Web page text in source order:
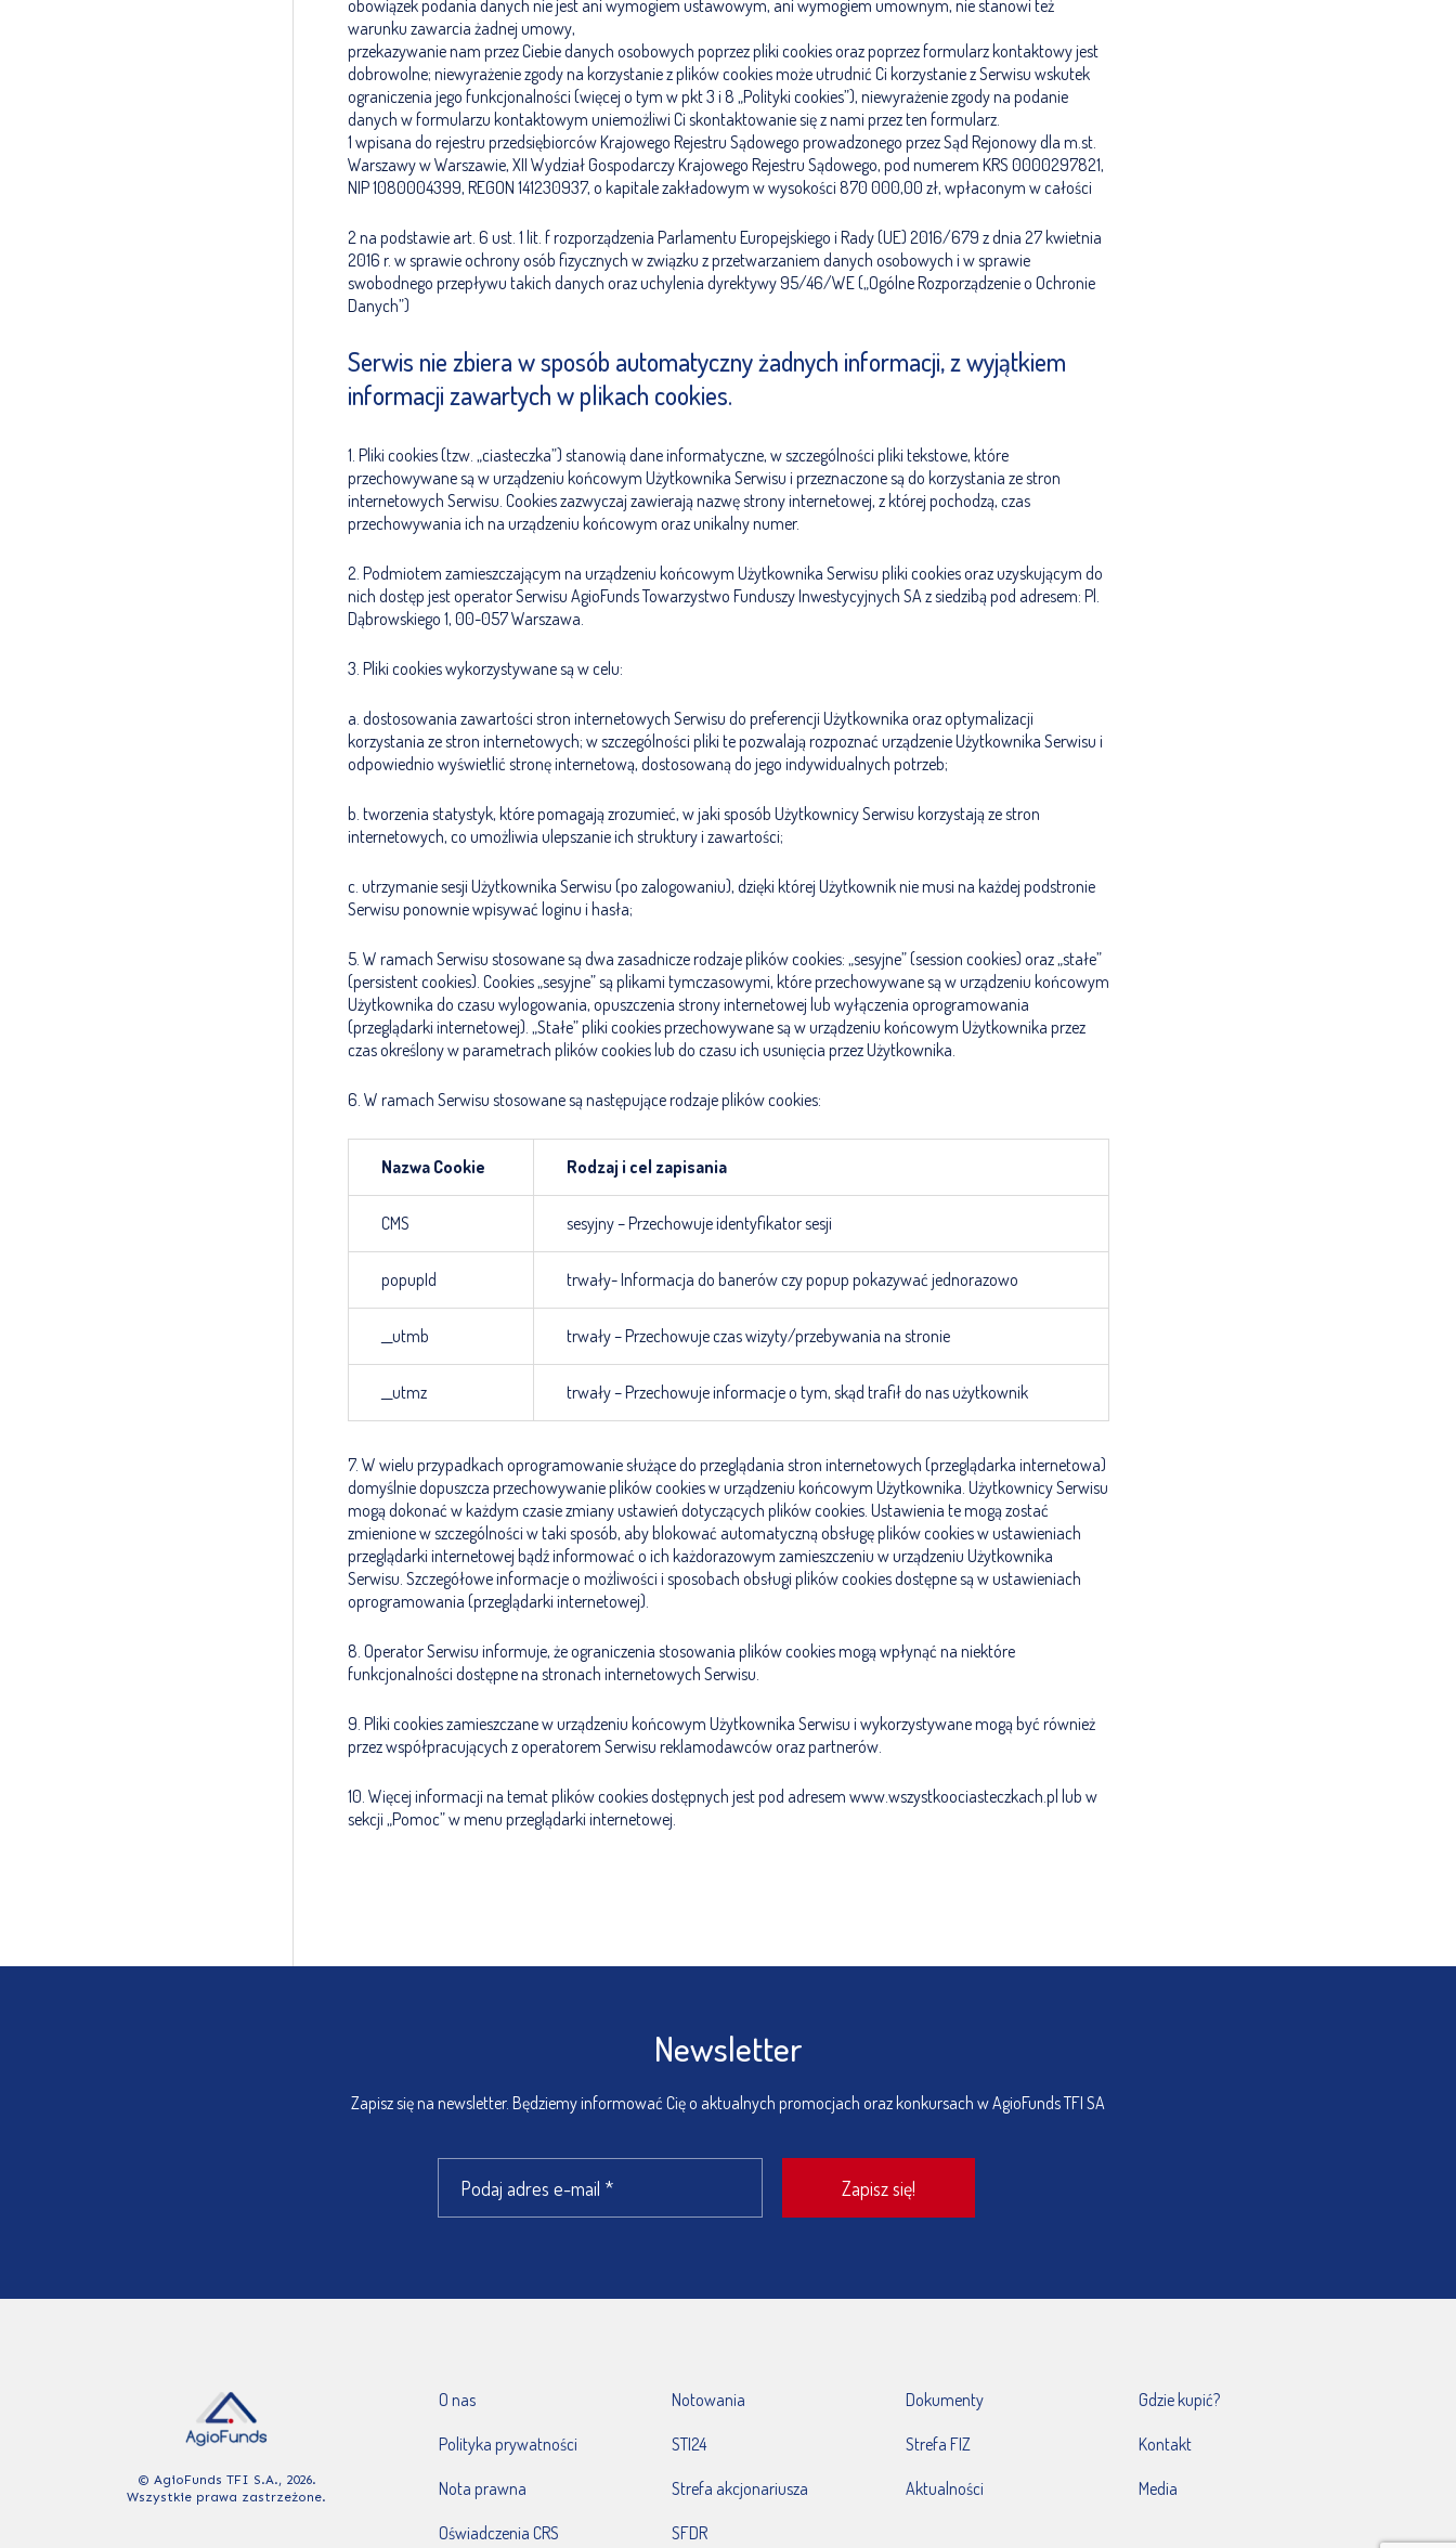
obowiązek podania danych nie jest ani wymogiem ustawowym, ani wymogiem umownym, nie stanowi też
warunku zawarcia żadnej umowy,
przekazywanie nam przez Ciebie danych osobowych poprzez pliki cookies oraz poprzez formularz kontaktowy jest
dobrowolne; niewyrażenie zgody na korzystanie z plików cookies może utrudnić Ci korzystanie z Serwisu wskutek
ograniczenia jego funkcjonalności (więcej o tym w pkt 3 i 8 „Polityki cookies”), niewyrażenie zgody na podanie
danych w formularzu kontaktowym uniemożliwi Ci skontaktowanie się z nami przez ten formularz.
1 wpisana do rejestru przedsiębiorców Krajowego Rejestru Sądowego prowadzonego przez Sąd Rejonowy dla m.st.
Warszawy w Warszawie, XII Wydział Gospodarczy Krajowego Rejestru Sądowego, pod numerem KRS 0000297821,
NIP 1080004399, REGON 141230937, o kapitale zakładowym w wysokości 870 000,00 zł, wpłaconym w całości
2 na podstawie art. 6 ust. 1 lit. f rozporządzenia Parlamentu Europejskiego i Rady (UE) 2016/679 z dnia 27 kwietnia
2016 r. w sprawie ochrony osób fizycznych w związku z przetwarzaniem danych osobowych i w sprawie
swobodnego przepływu takich danych oraz uchylenia dyrektywy 95/46/WE („Ogólne Rozporządzenie o Ochronie
Danych”)
Serwis nie zbiera w sposób automatyczny żadnych informacji, z wyjątkiem
informacji zawartych w plikach cookies.
1. Pliki cookies (tzw. „ciasteczka”) stanowią dane informatyczne, w szczególności pliki tekstowe, które
przechowywane są w urządzeniu końcowym Użytkownika Serwisu i przeznaczone są do korzystania ze stron
internetowych Serwisu. Cookies zazwyczaj zawierają nazwę strony internetowej, z której pochodzą, czas
przechowywania ich na urządzeniu końcowym oraz unikalny numer.
2. Podmiotem zamieszczającym na urządzeniu końcowym Użytkownika Serwisu pliki cookies oraz uzyskującym do
nich dostęp jest operator Serwisu AgioFunds Towarzystwo Funduszy Inwestycyjnych SA z siedzibą pod adresem: Pl.
Dąbrowskiego 1, 00-057 Warszawa.
3. Pliki cookies wykorzystywane są w celu:
a. dostosowania zawartości stron internetowych Serwisu do preferencji Użytkownika oraz optymalizacji
korzystania ze stron internetowych; w szczególności pliki te pozwalają rozpoznać urządzenie Użytkownika Serwisu i
odpowiednio wyświetlić stronę internetową, dostosowaną do jego indywidualnych potrzeb;
b. tworzenia statystyk, które pomagają zrozumieć, w jaki sposób Użytkownicy Serwisu korzystają ze stron
internetowych, co umożliwia ulepszanie ich struktury i zawartości;
c. utrzymanie sesji Użytkownika Serwisu (po zalogowaniu), dzięki której Użytkownik nie musi na każdej podstronie
Serwisu ponownie wpisywać loginu i hasła;
5. W ramach Serwisu stosowane są dwa zasadnicze rodzaje plików cookies: „sesyjne” (session cookies) oraz „stałe”
(persistent cookies). Cookies „sesyjne” są plikami tymczasowymi, które przechowywane są w urządzeniu końcowym
Użytkownika do czasu wylogowania, opuszczenia strony internetowej lub wyłączenia oprogramowania
(przeglądarki internetowej). „Stałe” pliki cookies przechowywane są w urządzeniu końcowym Użytkownika przez
czas określony w parametrach plików cookies lub do czasu ich usunięcia przez Użytkownika.
6. W ramach Serwisu stosowane są następujące rodzaje plików cookies:
Nazwa Cookie Rodzaj i cel zapisania
CMS sesyjny – Przechowuje identyfikator sesji
popupId trwały- Informacja do banerów czy popup pokazywać jednorazowo
__utmb trwały – Przechowuje czas wizyty/przebywania na stronie
__utmz trwały – Przechowuje informacje o tym, skąd trafił do nas użytkownik
7. W wielu przypadkach oprogramowanie służące do przeglądania stron internetowych (przeglądarka internetowa)
domyślnie dopuszcza przechowywanie plików cookies w urządzeniu końcowym Użytkownika. Użytkownicy Serwisu
mogą dokonać w każdym czasie zmiany ustawień dotyczących plików cookies. Ustawienia te mogą zostać
zmienione w szczególności w taki sposób, aby blokować automatyczną obsługę plików cookies w ustawieniach
przeglądarki internetowej bądź informować o ich każdorazowym zamieszczeniu w urządzeniu Użytkownika
Serwisu. Szczegółowe informacje o możliwości i sposobach obsługi plików cookies dostępne są w ustawieniach
oprogramowania (przeglądarki internetowej).
8. Operator Serwisu informuje, że ograniczenia stosowania plików cookies mogą wpłynąć na niektóre
funkcjonalności dostępne na stronach internetowych Serwisu.
9. Pliki cookies zamieszczane w urządzeniu końcowym Użytkownika Serwisu i wykorzystywane mogą być również
przez współpracujących z operatorem Serwisu reklamodawców oraz partnerów.
10. Więcej informacji na temat plików cookies dostępnych jest pod adresem www.wszystkoociasteczkach.pl lub w
sekcji „Pomoc” w menu przeglądarki internetowej.
Newsletter
Zapisz się na newsletter. Będziemy informować Cię o aktualnych promocjach oraz konkursach w AgioFunds TFI SA
© AgioFunds TFI S.A., 2026.
Wszystkie prawa zastrzeżone.
O nas
Polityka prywatności
Nota prawna
Oświadczenia CRS
Notowania
STI24
Strefa akcjonariusza
SFDR
Dokumenty
Strefa FIZ
Aktualności
Gdzie kupić?
Kontakt
Media